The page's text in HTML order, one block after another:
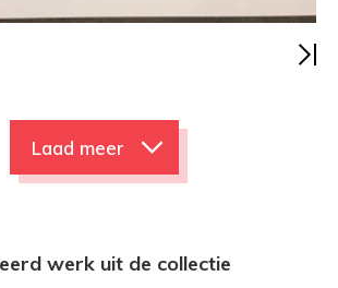
Laad meer
werk uit de collectie